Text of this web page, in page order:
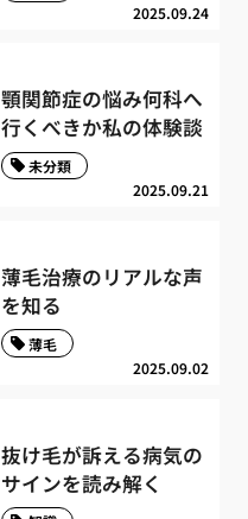
2025.09.24
顎関節症の悩み何科へ
行くべきか私の体験談
2025.09.21
未分類
薄毛治療のリアルな声
を知る
2025.09.02
薄毛
抜け毛が訴える病気の
サインを読み解く